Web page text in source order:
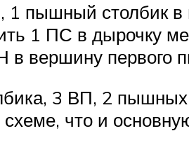
пышный столбик в
1 ПС в дырочку
в вершину первого
3 ВП, 2 пышных
что и